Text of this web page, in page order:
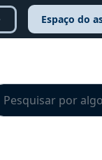
Espaço do
o resultado